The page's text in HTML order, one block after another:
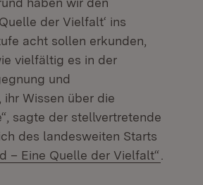
der Vielfalt‘ ins
acht sollen erkunden,
vielfältig es in der
und
Wissen über die
sagte der stellvertretende
des landesweiten Starts
– Eine Quelle der Vielfalt“